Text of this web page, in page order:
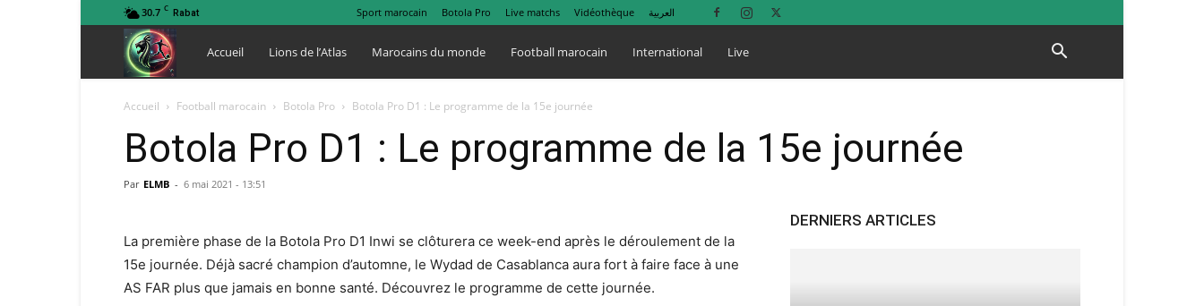
30.7 C Rabat Sport marocain Botola Pro Live matchs Vidéothèque العربية
Lions
de
l
Accueil Lions de l’Atlas Marocains du monde Football marocain International Live
Accueil Football marocain Botola Pro Botola Pro D1 : Le programme de la 15e journée
Botola Pro D1 : Le programme de la 15e journée
Par ELMB - 6 mai 2021 - 13:51
La première phase de la Botola Pro D1 Inwi se clôturera ce week-end après le déroulement de la
15e journée. Déjà sacré champion d’automne, le Wydad de Casablanca aura fort à faire face à une
AS FAR plus que jamais en bonne santé. Découvrez le programme de cette journée.
DERNIERS ARTICLES